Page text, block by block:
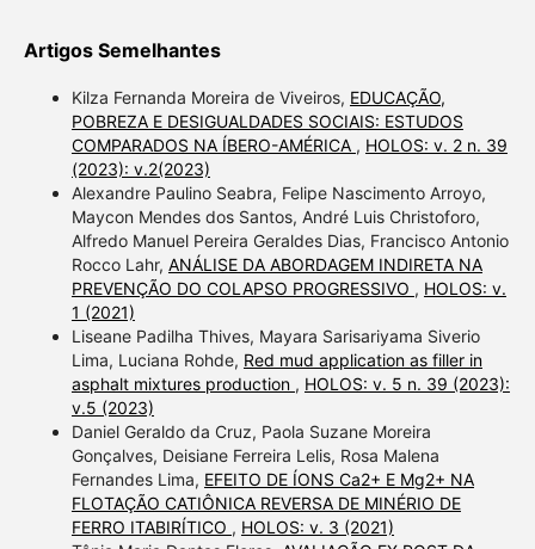
Artigos Semelhantes
Kilza Fernanda Moreira de Viveiros, EDUCAÇÃO,
POBREZA E DESIGUALDADES SOCIAIS: ESTUDOS
COMPARADOS NA ÍBERO-AMÉRICA , HOLOS: v. 2 n. 39
(2023): v.2(2023)
Alexandre Paulino Seabra, Felipe Nascimento Arroyo,
Maycon Mendes dos Santos, André Luis Christoforo,
Alfredo Manuel Pereira Geraldes Dias, Francisco Antonio
Rocco Lahr, ANÁLISE DA ABORDAGEM INDIRETA NA
PREVENÇÃO DO COLAPSO PROGRESSIVO , HOLOS: v.
1 (2021)
Liseane Padilha Thives, Mayara Sarisariyama Siverio
Lima, Luciana Rohde, Red mud application as filler in
asphalt mixtures production , HOLOS: v. 5 n. 39 (2023):
v.5 (2023)
Daniel Geraldo da Cruz, Paola Suzane Moreira
Gonçalves, Deisiane Ferreira Lelis, Rosa Malena
Fernandes Lima, EFEITO DE ÍONS Ca2+ E Mg2+ NA
FLOTAÇÃO CATIÔNICA REVERSA DE MINÉRIO DE
FERRO ITABIRÍTICO , HOLOS: v. 3 (2021)